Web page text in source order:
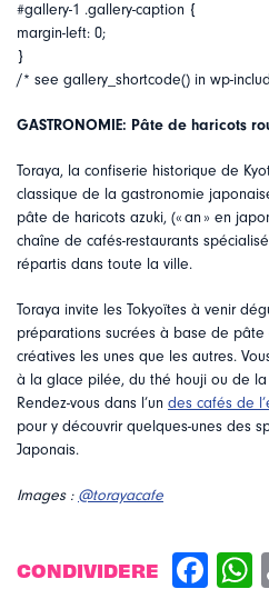
#gallery-1 .gallery-caption {
margin-left: 0;
}
/* see gallery_shortcode() in wp-
GASTRONOMIE: Pâte de haricots
Toraya, la confiserie historique de
classique de la gastronomie
pâte de haricots azuki, (« an » en
chaîne de cafés-restaurants
répartis dans toute la ville.
Toraya invite les Tokyoïtes à venir
préparations sucrées à base de
créatives les unes que les autres.
à la glace pilée, du thé houji ou de
Rendez-vous dans l’un des cafés de
pour y découvrir quelques-unes des
Japonais.
Images : @torayacafe
CONDIVIDERE